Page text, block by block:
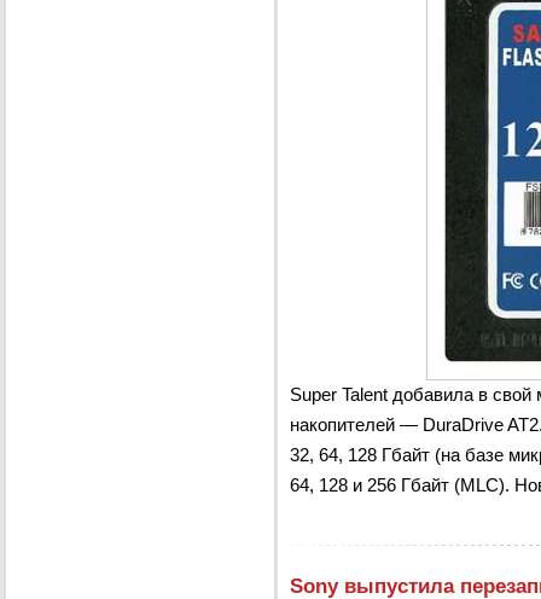
Super Talent добавила в
накопителей — DuraDrive
32, 64, 128 Гбайт (на базе
64, 128 и 256 Гбайт (MLC).
Sony выпустила